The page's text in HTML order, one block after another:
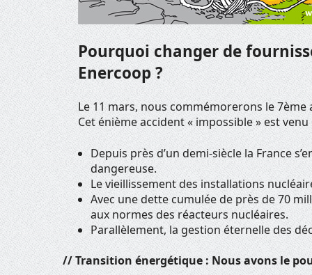
Pourquoi changer de
Enercoop ?
Le 11 mars, nous commémorerons le
Cet énième accident « impossible » est
Depuis près d’un demi-siècle la France
dangereuse.
Le vieillissement des installations
Avec une dette cumulée de près de 70
aux normes des réacteurs nucléaires.
Parallèlement, la gestion éternelle des
// Transition énergétique : Nous avons le